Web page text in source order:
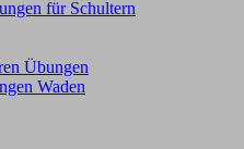
für Schultern
Übungen
Waden